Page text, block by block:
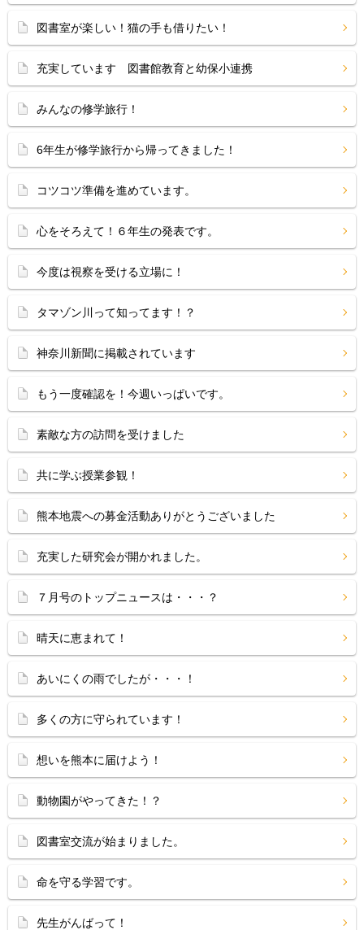
図書室が楽しい！猫の手も借りたい！
充実しています 図書館教育と幼保小連携
みんなの修学旅行！
6年生が修学旅行から帰ってきました！
コツコツ準備を進めています。
心をそろえて！６年生の発表です。
今度は視察を受ける立場に！
タマゾン川って知ってます！？
神奈川新聞に掲載されています
もう一度確認を！今週いっぱいです。
素敵な方の訪問を受けました
共に学ぶ授業参観！
熊本地震への募金活動ありがとうございました
充実した研究会が開かれました。
７月号のトップニュースは・・・？
晴天に恵まれて！
あいにくの雨でしたが・・・！
多くの方に守られています！
想いを熊本に届けよう！
動物園がやってきた！？
図書室交流が始まりました。
命を守る学習です。
先生がんばって！